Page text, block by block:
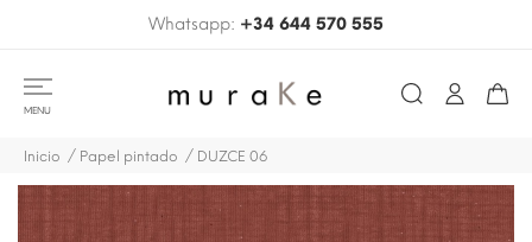
Whatsapp: +34 644 570 555
MENU
Inicio Papel pintado DUZCE 06